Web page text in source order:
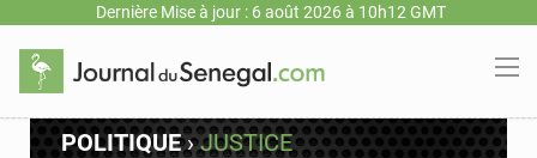
Dernière Mise à jour : 6 août 2026 à 10h12 GMT
POLITIQUE›JUSTICE